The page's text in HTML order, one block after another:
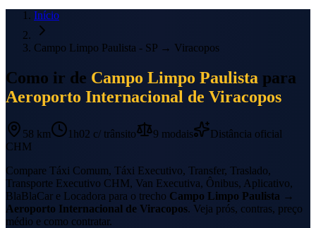
Início
Campo Limpo Paulista - SP → Viracopos
Como ir de Campo Limpo Paulista para
Aeroporto Internacional de Viracopos
58 km 1h02 c/ trânsito 9 modais
Distância oficial
CHM
Compare Táxi Comum, Táxi Executivo, Transfer, Traslado,
Transporte Executivo CHM, Van Executiva, Ônibus, Aplicativo,
BlaBlaCar e Locadora para o trecho Campo Limpo Paulista →
Aeroporto Internacional de Viracopos. Veja prós, contras, preço
médio e como contratar.